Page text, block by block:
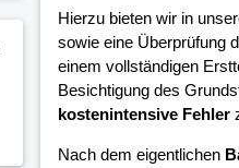
Hierzu bieten wir in
sowie eine Überprüfung
einem vollständigen
Besichtigung des
kostenintensive Fehler
Nach dem eigentlichen